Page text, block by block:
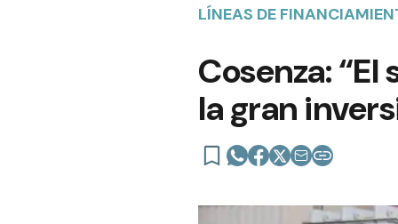
LÍNEAS DE
Cosenza:
la gran